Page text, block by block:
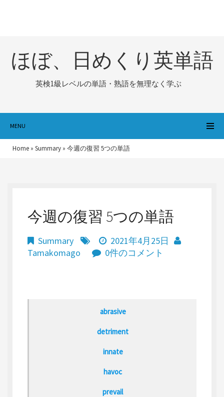
ほぼ、日めくり英単語
英検1級レベルの単語・熟語を無理なく学ぶ
MENU
Home » Summary » 今週の復習 5つの単語
今週の復習 5つの単語
Summary
2021年4月25日
Tamakomago
0件のコメント
abrasive
detriment
innate
havoc
prevail